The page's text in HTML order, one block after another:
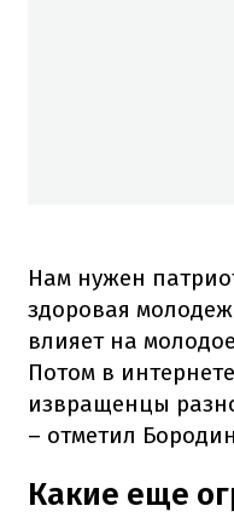
Нам нужен
здоровая
влияет на
Потом в
извращенцы
– отметил
Какие еще